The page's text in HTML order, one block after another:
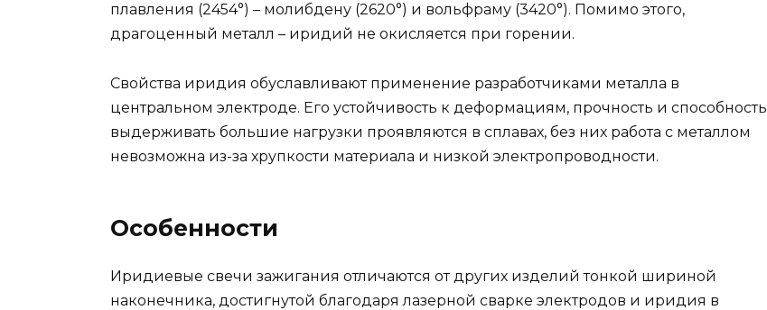
плавления (2454°) – молибдену (2620°) и вольфраму (3420°). Помимо этого,
драгоценный металл – иридий не окисляется при горении.
Свойства иридия обуславливают применение разработчиками металла в
центральном электроде. Его устойчивость к деформациям, прочность и способность
выдерживать большие нагрузки проявляются в сплавах, без них работа с металлом
невозможна из-за хрупкости материала и низкой электропроводности.
Особенности
Иридиевые свечи зажигания отличаются от других изделий тонкой шириной
наконечника, достигнутой благодаря лазерной сварке электродов и иридия в